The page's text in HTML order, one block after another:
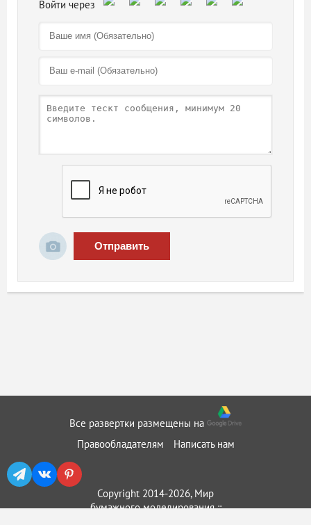
Отправить
Все развертки размещены на
Правообладателям
Написать нам
Copyright 2014-2026, Мир
бумажного моделирования ::